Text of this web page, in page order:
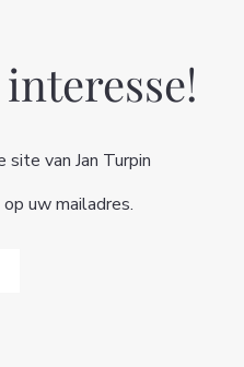
van Jan Turpin
uw mailadres.